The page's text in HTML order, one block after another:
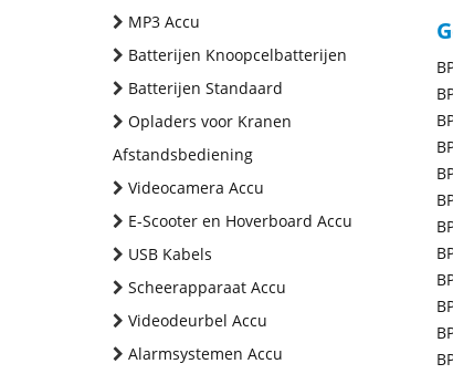
MP3 Accu
Batterijen Knoopcelbatterijen
Batterijen Standaard
Opladers voor Kranen
Afstandsbediening
Videocamera Accu
E-Scooter en Hoverboard Accu
USB Kabels
Scheerapparaat Accu
Videodeurbel Accu
Alarmsystemen Accu